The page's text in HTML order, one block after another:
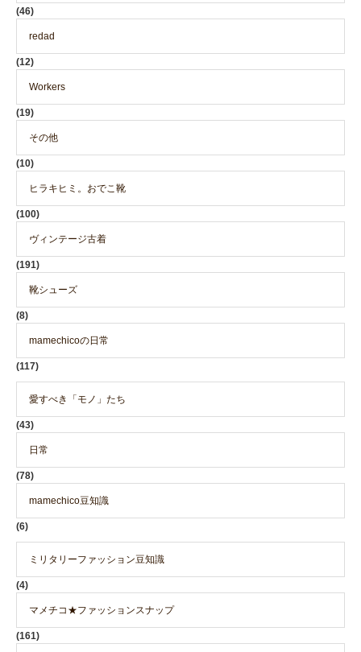
(46)
redad
(12)
Workers
(19)
その他
(10)
ヒラキヒミ。おでこ靴
(100)
ヴィンテージ古着
(191)
靴シューズ
(8)
mamechicoの日常
(117)
愛すべき「モノ」たち
(43)
日常
(78)
mamechico豆知識
(6)
ミリタリーファッション豆知識
(4)
マメチコ★ファッションスナップ
(161)